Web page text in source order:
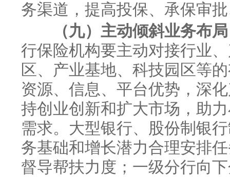
务渠道，提高投保、承保审
（九）主动倾斜业务布局
行保险机构要主动对接行业
区、产业基地、科技园区等
资源、信息、平台优势，深
持创业创新和扩大市场，助
需求。大型银行、股份制银
务基础和增长潜力合理安排
督导帮扶力度；一级分行向